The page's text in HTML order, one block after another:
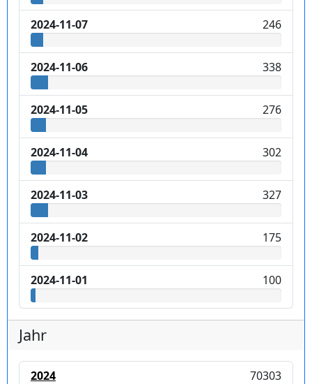
2024-11-07 246
2024-11-06 338
2024-11-05 276
2024-11-04 302
2024-11-03 327
2024-11-02 175
2024-11-01 100
Jahr
2024 70303